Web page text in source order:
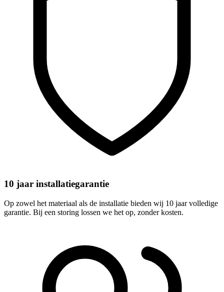
10 jaar installatiegarantie
Op zowel het materiaal als de installatie bieden wij 10 jaar volledige
garantie. Bij een storing lossen we het op, zonder kosten.